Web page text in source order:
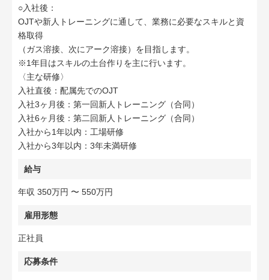
○入社後：
OJTや新人トレーニングに通して、業務に必要なスキルと資
格取得
（ガス溶接、次にアーク溶接）を目指します。
※1年目はスキルの土台作りを主に行います。
〈主な研修〉
入社直後：配属先でのOJT
入社3ヶ月後：第一回新人トレーニング（合同）
入社6ヶ月後：第二回新人トレーニング（合同）
入社から1年以内：工場研修
入社から3年以内：3年未満研修
給与
年収 350万円 〜 550万円
雇用形態
正社員
応募条件